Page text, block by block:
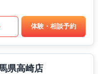
体験・相談予約
県高崎店